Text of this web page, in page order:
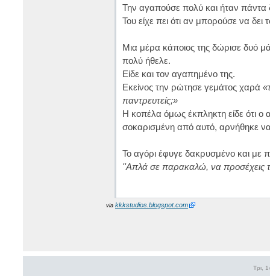
Την αγαπούσε πολύ και ήταν πάντα
Του είχε πει ότι αν μπορούσε να
Μια μέρα κάποιος της δώρισε δυό
πολύ ήθελε.
Είδε και τον αγαπημένο της.
Εκείνος την ρώτησε γεμάτος χαρά
παντρευτείς;»
Η κοπέλα όμως έκπληκτη είδε ότι ο
σοκαρισμένη από αυτό, αρνήθηκε
Το αγόρι έφυγε δακρυσμένο και με
''Απλά σε παρακαλώ, να προσέχεις
via kkkstudios.blogspot.com
Τρι,